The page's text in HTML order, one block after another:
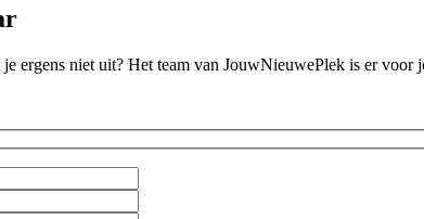
ergens niet uit? Het team van JouwNieuwePlek is er